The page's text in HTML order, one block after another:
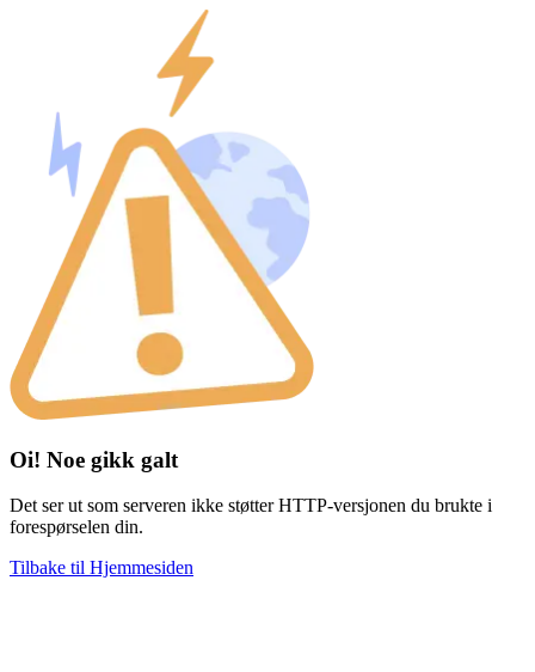
Oi! Noe gikk galt
Det ser ut som serveren ikke støtter HTTP-versjonen du brukte i
forespørselen din.
Tilbake til Hjemmesiden